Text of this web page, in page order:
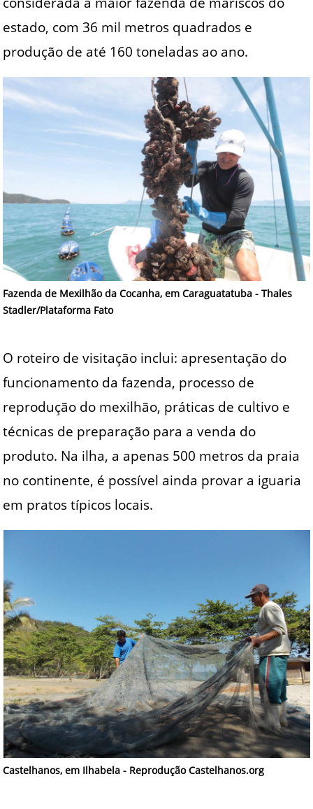
estado, com 36 mil metros quadrados e
produção de até 160 toneladas ao ano.
Fazenda de Mexilhão da Cocanha, em Caraguatatuba - Thales
Stadler/Plataforma Fato
O roteiro de visitação inclui: apresentação do
funcionamento da fazenda, processo de
reprodução do mexilhão, práticas de cultivo e
técnicas de preparação para a venda do
produto. Na ilha, a apenas 500 metros da praia
no continente, é possível ainda provar a iguaria
em pratos típicos locais.
Castelhanos, em Ilhabela - Reprodução Castelhanos.org